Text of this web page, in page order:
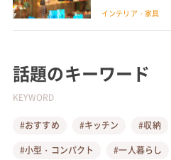
真鍮製も
インテリア・家具
話題のキーワード
KEYWORD
#おすすめ #キッチン #収納
#小型・コンパクト
#一人暮らし